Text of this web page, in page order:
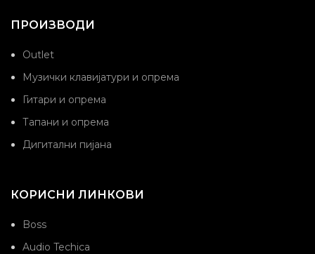
ПРОИЗВОДИ
Outlet
Музички клавијатури и опрема
Гитари и опрема
Тапани и опрема
Дигитални пијана
КОРИСНИ ЛИНКОВИ
Boss
Audio Techica